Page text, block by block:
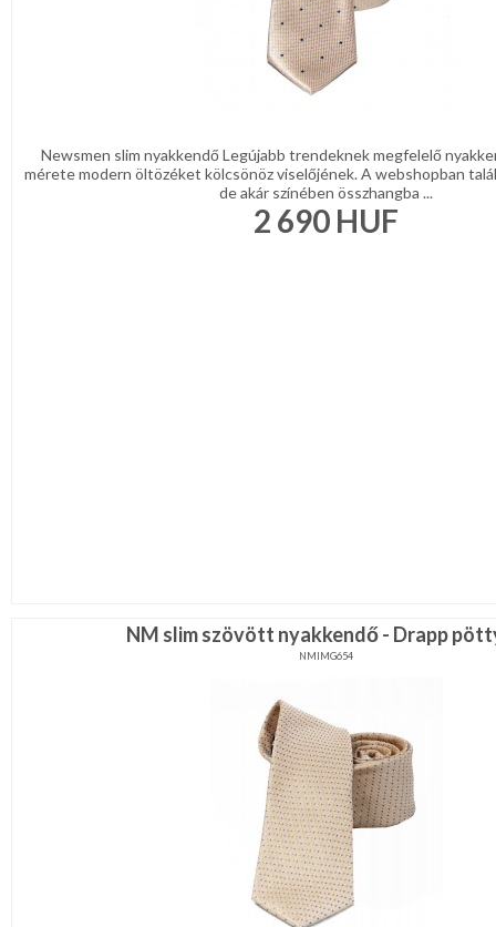
Newsmen slim nyakkendő Legújabb trendeknek megfelelő
mérete modern öltözéket kölcsönöz viselőjének. A webshopban
de akár színében összhangba ...
2 690 HUF
NM slim szövött nyakkendő - Drapp
NMIMG654